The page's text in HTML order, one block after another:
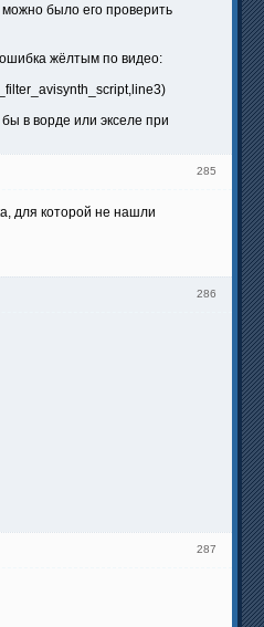
было его проверить
жёлтым по видео:
в ворде или экселе при
285
для которой не нашли
286
287